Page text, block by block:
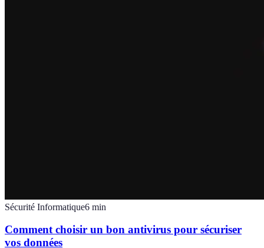
Sécurité Informatique6 min
Comment choisir un bon antivirus pour sécuriser
vos données